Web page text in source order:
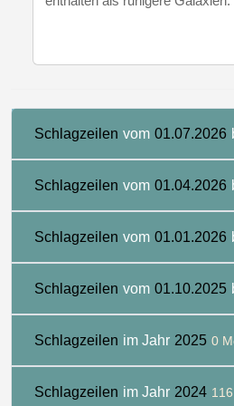
Schlagzeilen vom 01.07.2026
Schlagzeilen vom 01.04.2026
Schlagzeilen vom 01.01.2026
Schlagzeilen vom 01.10.2025
Schlagzeilen im Jahr 2025 0
Schlagzeilen im Jahr 2024